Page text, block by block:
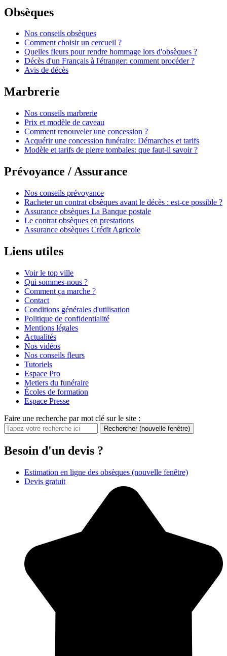
Obsèques
Nos conseils obsèques
Comment choisir un cercueil ?
Quelles fleurs pour rendre hommage lors d'obsèques ?
Décès d'un Français à l'étranger: comment procéder ?
Avis de décès
Marbrerie
Nos conseils marbrerie
Prix et modèle de caveau
Comment renouveler une concession ?
Acquérir une concession funéraire: Démarches et tarifs
Modèle et tarifs de pierre tombales: que faut-il savoir ?
Prévoyance / Assurance
Nos conseils prévoyance
Racheter un contrat obsèques avant le décès : est-ce possible ?
Assurance obsèques La Banque postale
Le contrat obsèques en prestations
Assurance obsèques Crédit Agricole
Liens utiles
Voir le top ville
Qui sommes-nous ?
Comment ça marche ?
Contact
Conditions générales d'utilisation
Politique de confidentialité
Mentions légales
Actualités
Nos vidéos
Nos conseils fleurs
Tutoriels
Espace Pro
Metiers du funéraire
Écoles de formation
Espace Presse
Faire une recherche par mot clé sur le site :
Rechercher (nouvelle fenêtre)
Besoin d'un devis ?
Estimation en ligne des obsèques (nouvelle fenêtre)
Devis gratuit